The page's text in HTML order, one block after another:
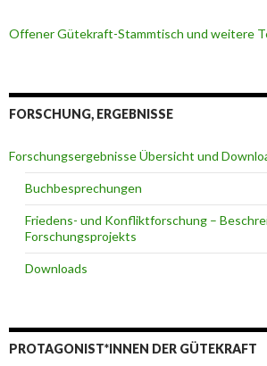
Offener Gütekraft-Stammtisch und weitere
FORSCHUNG, ERGEBNISSE
Forschungsergebnisse Übersicht und
Buchbesprechungen
Friedens- und Konfliktforschung –
Forschungsprojekts
Downloads
PROTAGONIST*INNEN DER GÜTEKRAFT